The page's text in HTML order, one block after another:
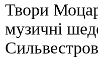
Твори
музичні